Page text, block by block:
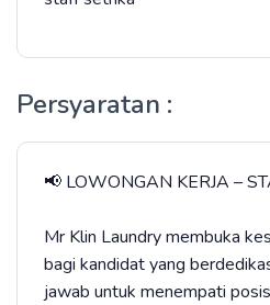
Persyaratan :
📢 LOWONGAN KERJA –
Mr Klin Laundry membuka
bagi kandidat yang
jawab untuk menempati